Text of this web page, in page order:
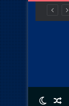
Random Article
Switch skin